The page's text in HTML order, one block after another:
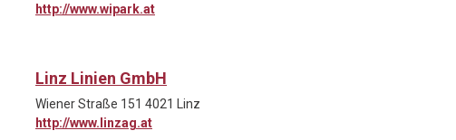
http://www.wipark.at
Linz Linien GmbH
Wiener Straße 151 4021 Linz
http://www.linzag.at